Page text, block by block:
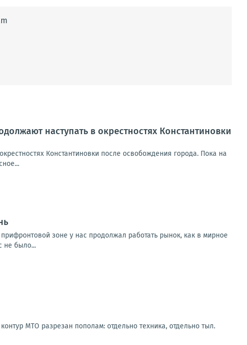
наступать в окрестностях Константиновки
Константиновки после освобождения города. Пока на
зоне у нас продолжал работать рынок, как в мирное
не было...
МТО разрезан пополам: отдельно техника, отдельно тыл.